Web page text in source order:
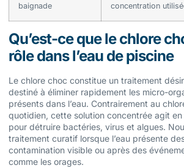
baignade
concentration
Qu’est-ce que le chlore
rôle dans l’eau de piscine
Le chlore choc constitue un traitement
destiné à éliminer rapidement les micro-
présents dans l’eau. Contrairement au
quotidien, cette solution concentrée agit
pour détruire bactéries, virus et algues.
traitement curatif lorsque l’eau présente
contamination visible ou après des
comme les orages.